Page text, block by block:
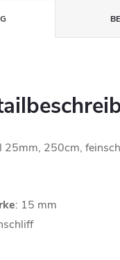
25mm, 250cm,
: 15 mm